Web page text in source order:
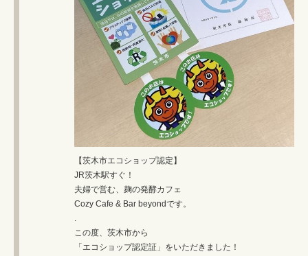
【茨木市エコショップ認定】
JR茨木駅すぐ！
夫婦で営む、麹の発酵カフェ
Cozy Cafe & Bar beyondです。
.
この度、茨木市から
「エコショップ認定証」をいただきました！